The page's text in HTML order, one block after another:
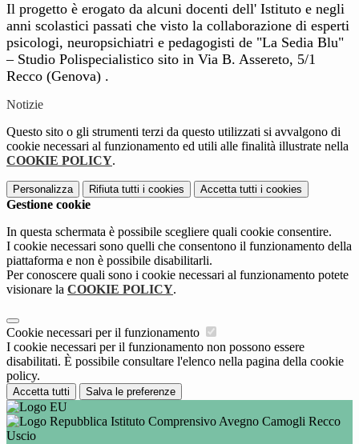
Il progetto è erogato da alcuni docenti dell' Istituto e negli
anni scolastici passati che visto la collaborazione di esperti
psicologi, neuropsichiatri e pedagogisti de "La Sedia Blu"
– Studio Polispecialistico sito in Via B. Assereto, 5/1
Recco (Genova) .
Notizie
Questo sito o gli strumenti terzi da questo utilizzati si avvalgono di
cookie necessari al funzionamento ed utili alle finalità illustrate nella
COOKIE POLICY.
Personalizza Rifiuta tutti i cookies Accetta tutti i cookies
Gestione cookie
In questa schermata è possibile scegliere quali cookie consentire.
I cookie necessari sono quelli che consentono il funzionamento della
piattaforma e non è possibile disabilitarli.
Per conoscere quali sono i cookie necessari al funzionamento potete
visionare la COOKIE POLICY.
Cookie necessari per il funzionamento
I cookie necessari per il funzionamento non possono essere
disabilitati. È possibile consultare l'elenco nella pagina della cookie
policy.
Accetta tutti Salva le preferenze
Istituto Comprensivo Avegno Camogli Recco
Uscio